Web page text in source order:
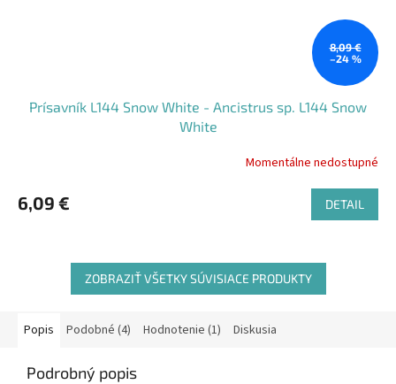
8,09 €
–24 %
Prísavník L144 Snow White - Ancistrus sp. L144 Snow
White
produktu
je
Momentálne nedostupné
6,09 € DETAIL
ZOBRAZIŤ VŠETKY SÚVISIACE PRODUKTY
Popis Podobné (4) Hodnotenie (1) Diskusia
Podrobný popis